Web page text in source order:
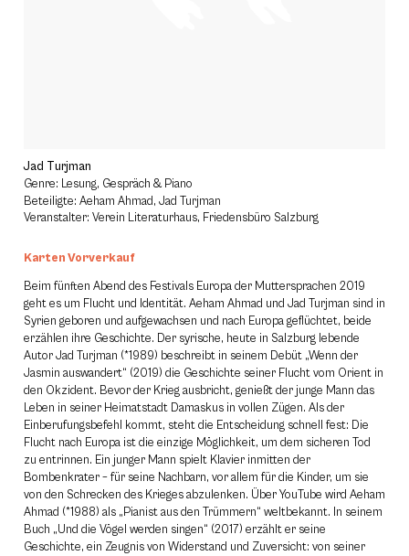
Jad Turjman
Genre: Lesung, Gespräch & Piano
Beteiligte: Aeham Ahmad, Jad Turjman
Veranstalter: Verein Literaturhaus, Friedensbüro Salzburg
Karten Vorverkauf
Beim fünften Abend des Festivals Europa der Muttersprachen 2019
geht es um Flucht und Identität. Aeham Ahmad und Jad Turjman sind in
Syrien geboren und aufgewachsen und nach Europa geflüchtet, beide
erzählen ihre Geschichte. Der syrische, heute in Salzburg lebende
Autor Jad Turjman (*1989) beschreibt in seinem Debüt „Wenn der
Jasmin auswandert“ (2019) die Geschichte seiner Flucht vom Orient in
den Okzident. Bevor der Krieg ausbricht, genießt der junge Mann das
Leben in seiner Heimatstadt Damaskus in vollen Zügen. Als der
Einberufungsbefehl kommt, steht die Entscheidung schnell fest: Die
Flucht nach Europa ist die einzige Möglichkeit, um dem sicheren Tod
zu entrinnen. Ein junger Mann spielt Klavier inmitten der
Bombenkrater – für seine Nachbarn, vor allem für die Kinder, um sie
von den Schrecken des Krieges abzulenken. Über YouTube wird Aeham
Ahmad (*1988) als „Pianist aus den Trümmern“ weltbekannt. In seinem
Buch „Und die Vögel werden singen“ (2017) erzählt er seine
Geschichte, ein Zeugnis von Widerstand und Zuversicht: von seiner